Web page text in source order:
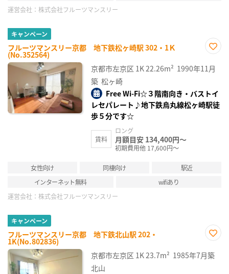
運営会社： 株式会社フルーツマンスリー
キャンペーン
フルーツマンスリー京都 地下鉄松ヶ崎駅 302・1Ｋ
(No.352564)
に入
り登
京都市左京区 1K22.26m² 1990年11月
築 松ヶ崎
Free Wi-Fi☆３階南向き・バストイ
レセパレート♪地下鉄烏丸線松ヶ崎駅徒
歩５分です☆
賃料
ロング
月額目安 134,400円～
初期費用他 17,600円～
女性向け 同棲向け
駅近
インターネット無料
wifiあり
運営会社： 株式会社フルーツマンスリー
キャンペーン
フルーツマンスリー京都 地下鉄北山駅 202・
1K(No.802836)
に入
り登
京都市左京区 1K23.7m² 1985年7月築
北山